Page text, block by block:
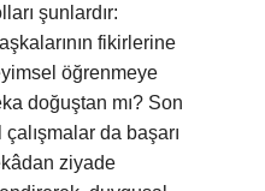
şunlardır:
fikirlerine
öğrenmeye
doğuştan mı? Son
da başarı
ziyade